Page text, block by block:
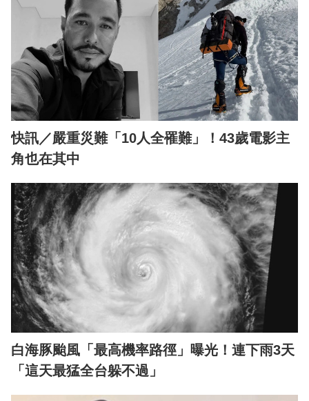
快訊／嚴重災難「10人全罹難」！43歲電影主
角也在其中
白海豚颱風「最高機率路徑」曝光！連下雨3天
「這天最猛全台躲不過」